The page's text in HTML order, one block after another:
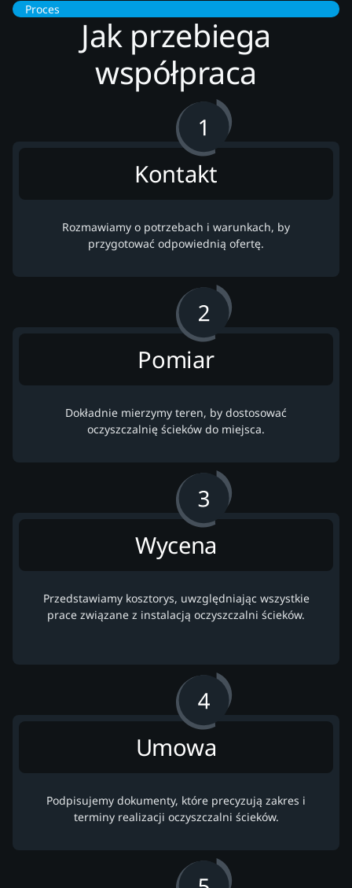
Proces
Jak przebiega
współpraca
Kontakt
Rozmawiamy o potrzebach i warunkach, by
przygotować odpowiednią ofertę.
Pomiar
Dokładnie mierzymy teren, by dostosować
oczyszczalnię ścieków do miejsca.
Wycena
Przedstawiamy kosztorys, uwzględniając wszystkie
prace związane z instalacją oczyszczalni ścieków.
Umowa
Podpisujemy dokumenty, które precyzują zakres i
terminy realizacji oczyszczalni ścieków.